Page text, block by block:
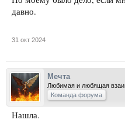
давно.
31 окт 2024
Мечта
Любимая и любящая
Команда форума
Нашла.